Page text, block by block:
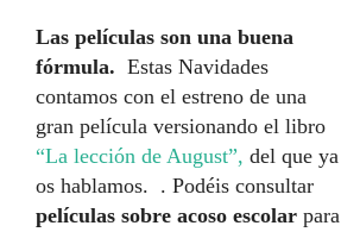
Las películas son una buena
fórmula. Estas Navidades
contamos con el estreno de una
gran película versionando el libro
“La lección de August”, del que ya
os hablamos. . Podéis consultar
películas sobre acoso escolar para